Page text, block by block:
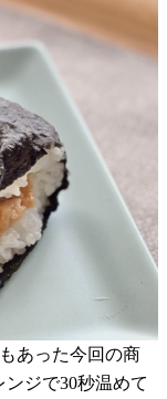
あった今回の商
ジで30秒温めて